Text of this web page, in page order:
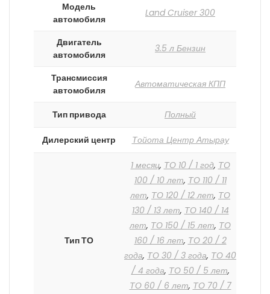
Модель
автомобиля
Land Cruiser 300
Двигатель
автомобиля
3.5 л Бензин
Трансмиссия
автомобиля
Автоматическая КПП
Тип привода Полный
Дилерский центр Тойота Центр Атырау
Тип ТО
1 месяц, ТО 10 / 1 год, ТО
100 / 10 лет, ТО 110 / 11
лет, ТО 120 / 12 лет, ТО
130 / 13 лет, ТО 140 / 14
лет, ТО 150 / 15 лет, ТО
160 / 16 лет, ТО 20 / 2
года, ТО 30 / 3 года, ТО 40
/ 4 года, ТО 50 / 5 лет,
ТО 60 / 6 лет, ТО 70 / 7